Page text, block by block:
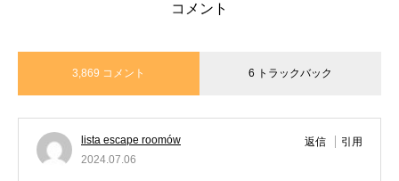
コメント
3,869 コメント 6 トラックバック
lista escape roomów
2024.07.06
返信 引用